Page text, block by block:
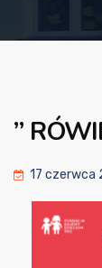
”
17 czerwca